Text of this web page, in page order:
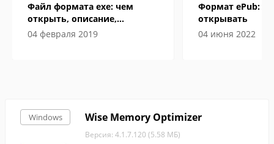
Файл формата exe: чем
открыть, описание,
особенности
04 февраля 2019
Формат ePub:
открывать
04 июня 2022
Windows Wise Memory Optimizer
Версия: 4.1.7.120 (5.58 МБ)